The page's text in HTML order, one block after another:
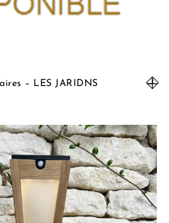
– LES JARIDNS